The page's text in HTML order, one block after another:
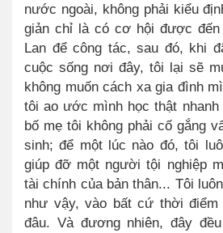
nước ngoài, không phải kiểu
giản chỉ là có cơ hội được
Lan để công tác, sau đó, khi
cuộc sống nơi đây, tôi lại sẽ
không muốn cách xa gia đình
tôi ao ước mình học thật
bố mẹ tôi không phải cố gắng
sinh; để một lúc nào đó, tôi
giúp đỡ một người tội nghiệp
tài chính của bản thân... Tôi
như vậy, vào bất cứ thời
đâu. Và đương nhiên, đây